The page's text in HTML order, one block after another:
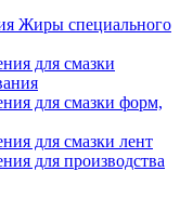
Жиры специального
для смазки
для смазки форм,
для смазки лент
для производства